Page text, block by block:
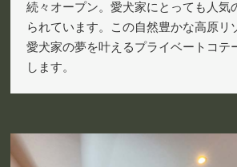
続々オープン。愛犬家にとっても人気
られています。この自然豊かな高原リ
愛犬家の夢を叶えるプライベートコテ
します。